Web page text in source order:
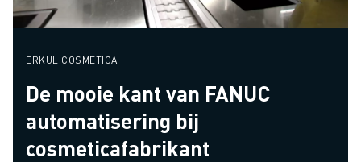
ERKUL COSMETICA
De mooie kant van FANUC
automatisering bij
cosmeticafabrikant